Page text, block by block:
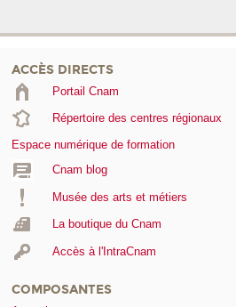
ACCÈS DIRECTS
Portail Cnam
Répertoire des centres régionaux
Espace numérique de formation
Cnam blog
Musée des arts et métiers
La boutique du Cnam
Accès à l'IntraCnam
COMPOSANTES